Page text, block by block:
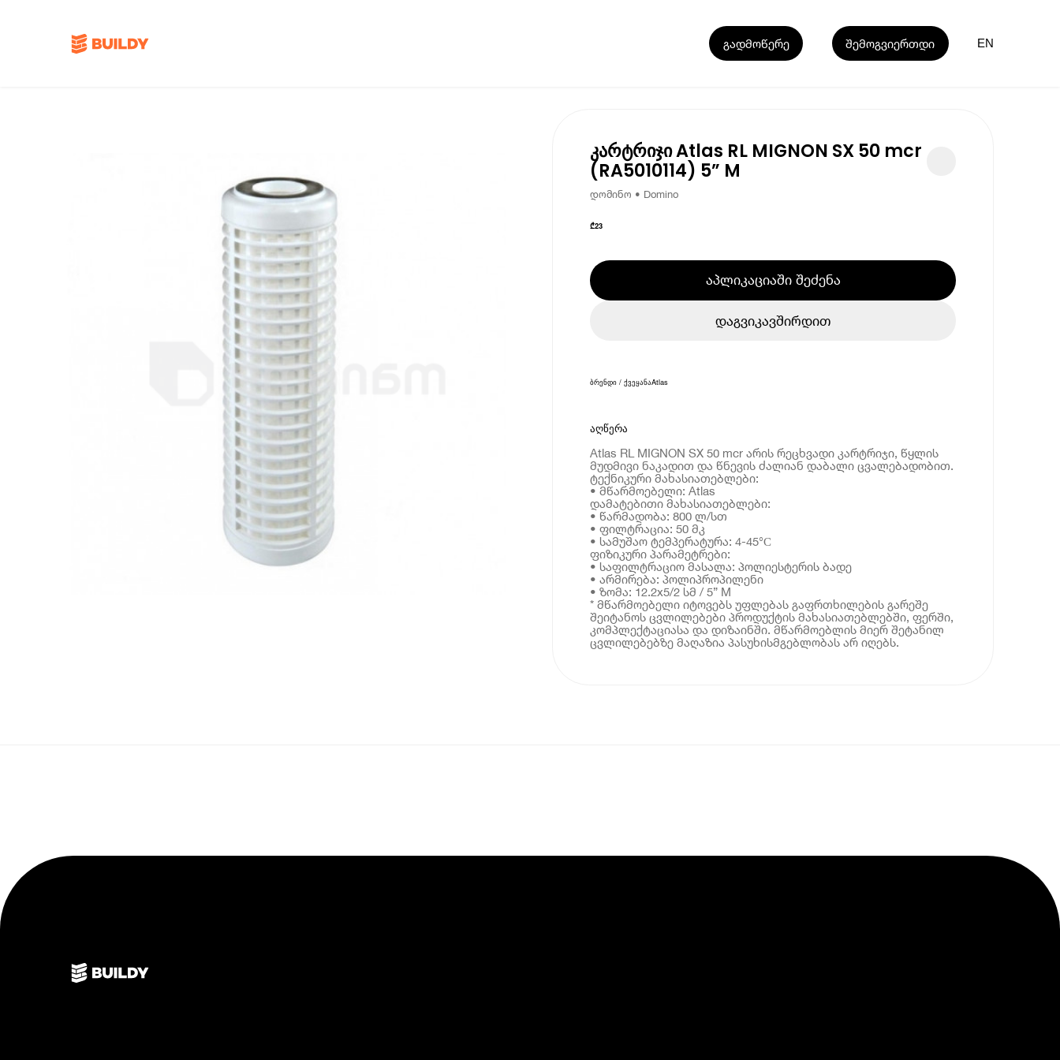
გადმოწერე შემოგვიერთდი EN
კარტრიჯი Atlas RL MIGNON SX 50 mcr
(RA5010114) 5” M
დომინო • Domino
₾23
აპლიკაციაში შეძენა
დაგვიკავშირდით
ბრენდი / ქვეყანაAtlas
აღწერა
Atlas RL MIGNON SX 50 mcr არის რეცხვადი კარტრიჯი, წყლის
მუდმივი ნაკადით და წნევის ძალიან დაბალი ცვალებადობით.
ტექნიკური მახასიათებლები:
• მწარმოებელი: Atlas
დამატებითი მახასიათებლები:
• წარმადობა: 800 ლ/სთ
• ფილტრაცია: 50 მკ
• სამუშაო ტემპერატურა: 4-45°С
ფიზიკური პარამეტრები:
• საფილტრაციო მასალა: პოლიესტერის ბადე
• არმირება: პოლიპროპილენი
• ზომა: 12.2x5/2 სმ / 5” M
* მწარმოებელი იტოვებს უფლებას გაფრთხილების გარეშე
შეიტანოს ცვლილებები პროდუქტის მახასიათებლებში, ფერში,
კომპლექტაციასა და დიზაინში. მწარმოებლის მიერ შეტანილ
ცვლილებებზე მაღაზია პასუხისმგებლობას არ იღებს.